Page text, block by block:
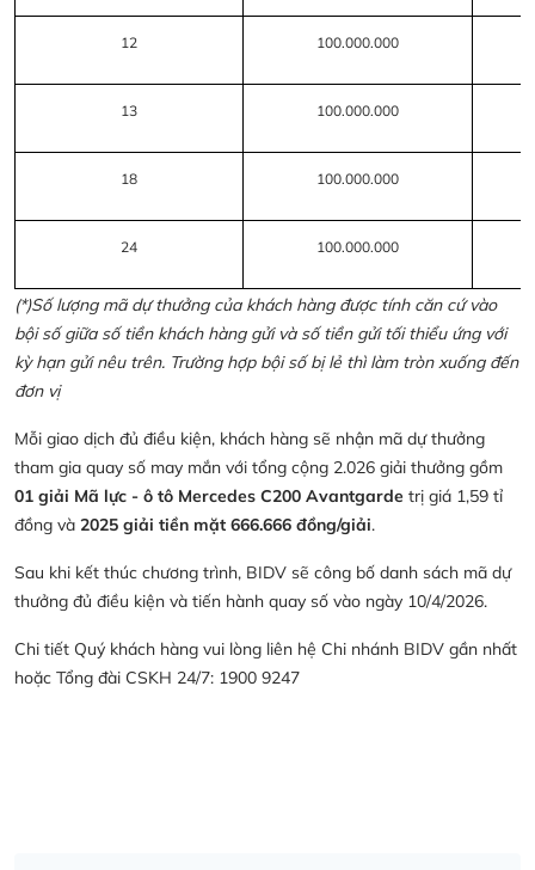
12 100.000.000
13 100.000.000
18 100.000.000
24 100.000.000
(*)Số lượng mã dự thưởng của khách hàng được tính căn cứ vào
bội số giữa số tiền khách hàng gửi và số tiền gửi tối thiểu ứng với
kỳ hạn gửi nêu trên. Trường hợp bội số bị lẻ thì làm tròn xuống đến
đơn vị
Mỗi giao dịch đủ điều kiện, khách hàng sẽ nhận mã dự thưởng
tham gia quay số may mắn với tổng cộng 2.026 giải thưởng gồm
01 giải Mã lực - ô tô Mercedes C200 Avantgarde trị giá 1,59 tỉ
đồng và 2025 giải tiền mặt 666.666 đồng/giải.
Sau khi kết thúc chương trình, BIDV sẽ công bố danh sách mã dự
thưởng đủ điều kiện và tiến hành quay số vào ngày 10/4/2026.
Chi tiết Quý khách hàng vui lòng liên hệ Chi nhánh BIDV gần nhất
hoặc Tổng đài CSKH 24/7: 1900 9247